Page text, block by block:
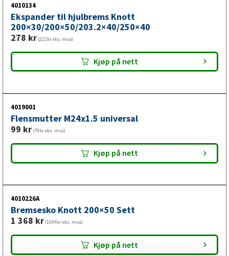
4010134
Ekspander til hjulbrems Knott
200×30/200×50/203.2×40/250×40
278 kr (222kr eks. mva)
Kjøp på nett
4019001
Flensmutter M24x1.5 universal
99 kr (79kr eks. mva)
Kjøp på nett
4010226A
Bremsesko Knott 200×50 Sett
1 368 kr (1094kr eks. mva)
Kjøp på nett